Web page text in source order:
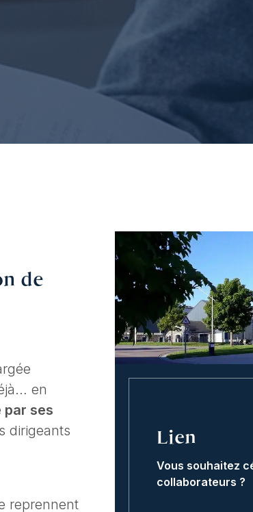
Lien
Vous souhaitez
collaborateurs ?
de
en
par ses
dirigeants
reprennent